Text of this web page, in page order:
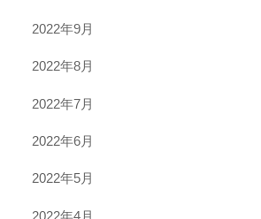
2022年9月
2022年8月
2022年7月
2022年6月
2022年5月
2022年4月